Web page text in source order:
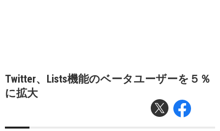
Twitter、Lists機能のベータユーザーを５％
に拡大